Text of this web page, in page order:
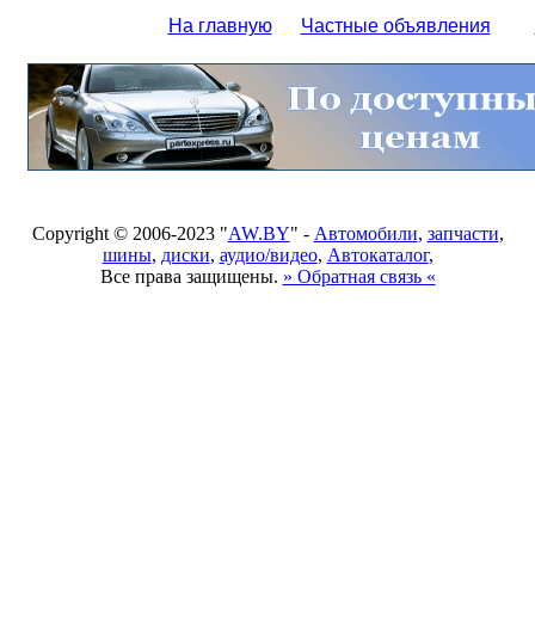
На главную Частные объявления
Copyright © 2006-2023 "AW.BY" - Автомобили, запчасти,
шины, диски, аудио/видео, Автокаталог,
Все права защищены. » Обратная связь «